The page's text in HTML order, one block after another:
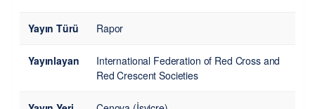
Yayın Türü Rapor
Yayınlayan
International Federation of Red Cross and
Red Crescent Societies